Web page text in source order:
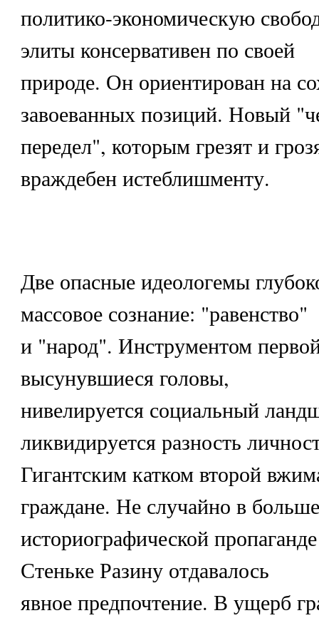
политико-экономическую
элиты консервативен по своей
природе. Он ориентирован на
завоеванных позиций. Новый
передел", которым грезят и
враждебен истеблишменту.
Две опасные идеологемы
массовое сознание: "равенство"
и "народ". Инструментом
высунувшиеся головы,
нивелируется социальный
ликвидируется разность
Гигантским катком второй
граждане. Не случайно в
историографической
Стеньке Разину отдавалось
явное предпочтение. В ущерб